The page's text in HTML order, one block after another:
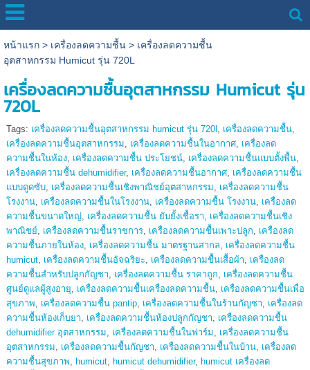
หน้าแรก> เครื่องลดความชื้น> เครื่องลดความชื้น
อุตสาหกรรม Humicut รุ่น 720L
เครื่องลดความชื้นอุตสาหกรรม Humicut รุ่น
720L
Tags: เครื่องลดความชื้นอุตสาหกรรม humicut รุ่น 720l , เครื่องลดความชื้น,
เครื่องลดความชื้นอุตสาหกรรม, เครื่องลดความชื้นในอากาศ, เครื่องลด
ความชื้นในห้อง, เครื่องลดความชื้น ประโยชน์, เครื่องลดความชื้นแบบตั้งพื้น,
เครื่องลดความชื้น dehumidifier, เครื่องลดความชื้นอากาศ, เครื่องลดความชื้น
แบบดูดซับ, เครื่องลดความชื้นเชิงพาณิชย์อุตสาหกรรม, เครื่องลดความชื้น
โรงงาน, เครื่องลดความชื้นในโรงงาน, เครื่องลดความชื้น โรงงาน, เครื่องลด
ความชื้นขนาดใหญ่, เครื่องลดความชื้น ยับยั้งเชื้อรา, เครื่องลดความชื้นเชิง
พาณิชย์, เครื่องลดความชื้นราชการ, เครื่องลดความชื้นเพาะปลูก, เครื่องลด
ความชื้นภายในห้อง, เครื่องลดความชื้น มาตรฐานสากล, เครื่องลดความชื้น
humicut, เครื่องลดความชื้นอัจฉริยะ, เครื่องลดความชื้นเสื้อผ้า, เครื่องลด
ความชื้นสำหรับปลูกกัญชา, เครื่องลดความชื้น ราคาถูก, เครื่องลดความชื้น
ศูนย์ดูแลผู้สูงอายุ, เครื่องลดความชื้นเครื่องลดความชื้น, เครื่องลดความชื้นเพื่อ
สุขภาพ, เครื่องลดความชื้น pantip, เครื่องลดความชื้นในร้านกัญชา, เครื่องลด
ความชื้นห้องเก็บยา, เครื่องลดความชื้นห้องปลูกกัญชา, เครื่องลดความชื้น
dehumidifier อุตสาหกรรม, เครื่องลดความชื้นในฟาร์ม, เครื่องลดความชื้น
อุตสาหกรรม, เครื่องลดความชื้นกัญชา, เครื่องลดความชื้นในบ้าน, เครื่องลด
ความชื้นสุขภาพ, humicut, humicut dehumidifier, humicut เครื่องลด